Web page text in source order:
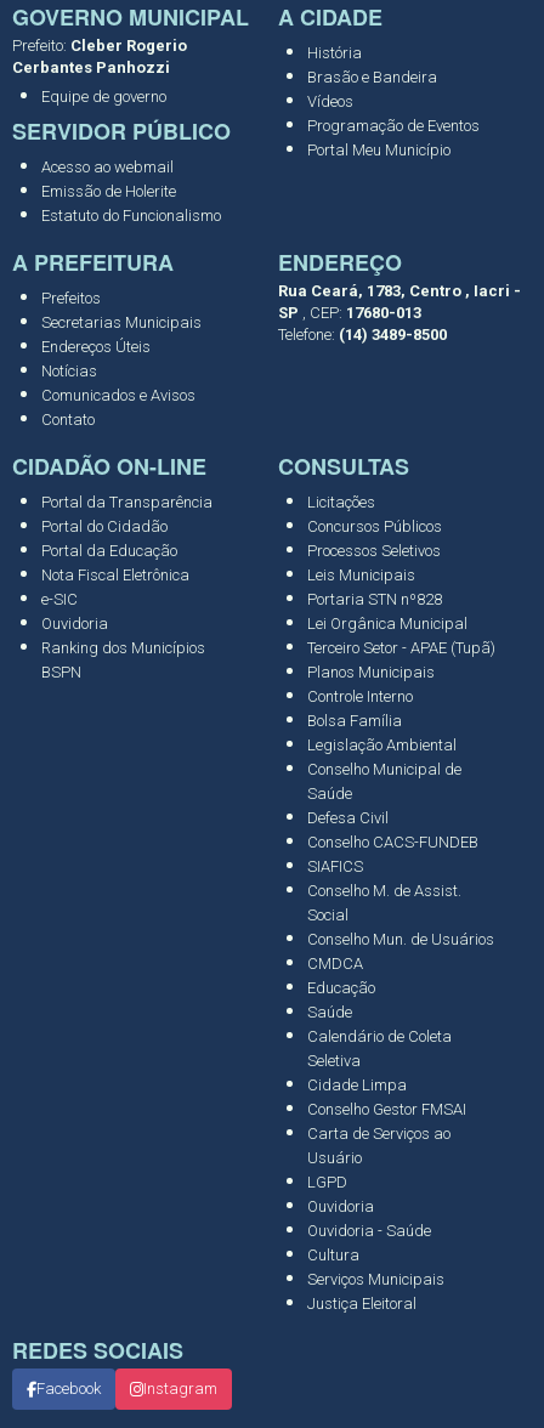
GOVERNO MUNICIPAL
Prefeito: Cleber Rogerio
Cerbantes Panhozzi
Equipe de governo
SERVIDOR PÚBLICO
Acesso ao webmail
Emissão de Holerite
Estatuto do Funcionalismo
A CIDADE
História
Brasão e Bandeira
Vídeos
Programação de Eventos
Portal Meu Município
A PREFEITURA
Prefeitos
Secretarias Municipais
Endereços Úteis
Notícias
Comunicados e Avisos
Contato
ENDEREÇO
Rua Ceará, 1783, Centro , Iacri -
SP , CEP: 17680-013
Telefone: (14) 3489-8500
CIDADÃO ON-LINE
Portal da Transparência
Portal do Cidadão
Portal da Educação
Nota Fiscal Eletrônica
e-SIC
Ouvidoria
Ranking dos Municípios
BSPN
CONSULTAS
Licitações
Concursos Públicos
Processos Seletivos
Leis Municipais
Portaria STN nº828
Lei Orgânica Municipal
Terceiro Setor - APAE (Tupã)
Planos Municipais
Controle Interno
Bolsa Família
Legislação Ambiental
Conselho Municipal de
Saúde
Defesa Civil
Conselho CACS-FUNDEB
SIAFICS
Conselho M. de Assist.
Social
Conselho Mun. de Usuários
CMDCA
Educação
Saúde
Calendário de Coleta
Seletiva
Cidade Limpa
Conselho Gestor FMSAI
Carta de Serviços ao
Usuário
LGPD
Ouvidoria
Ouvidoria - Saúde
Cultura
Serviços Municipais
Justiça Eleitoral
REDES SOCIAIS
Facebook Instagram